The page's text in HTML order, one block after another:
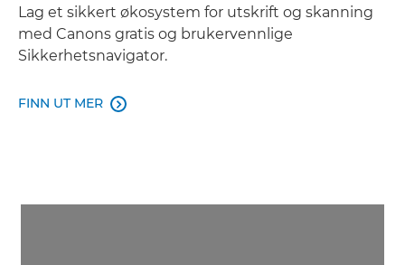
Lag et sikkert økosystem for utskrift og skanning
med Canons gratis og brukervennlige
Sikkerhetsnavigator.
FINN UT MER 